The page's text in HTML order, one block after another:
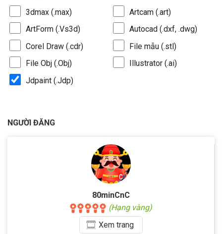
3dmax (.max)
Artcam (.art)
ArtForm (.Vs3d)
Autocad (.dxf, .dwg)
Corel Draw (.cdr)
File mẫu (.stl)
File Obj (.Obj)
Illustrator (.ai)
Jdpaint (.Jdp)
NGƯỜI ĐĂNG
80minCnC
(Hạng vàng)
Xemtrang